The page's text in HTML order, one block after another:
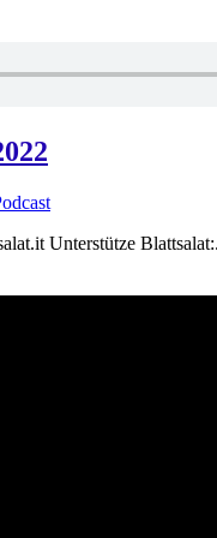
Unterstütze